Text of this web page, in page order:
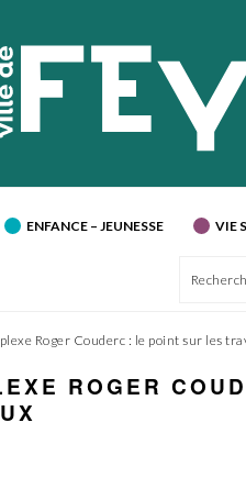
ENFANCE – JEUNESSE VIE
Roger Couderc : le point sur les
ROGER